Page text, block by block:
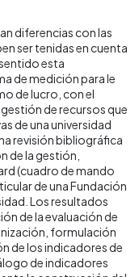
diferencias con las
ser tenidas en cuenta
esta
de medición para le
de lucro, con el
de recursos que
de una universidad
revisión bibliográfica
de la gestión,
(cuadro de mando
de una Fundación
Los resultados
de la evaluación de
formulación
de los indicadores de
de indicadores